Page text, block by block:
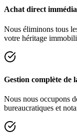
Achat direct
Nous éliminons tous
votre héritage
Gestion complète de
Nous nous occupons
bureaucratiques et